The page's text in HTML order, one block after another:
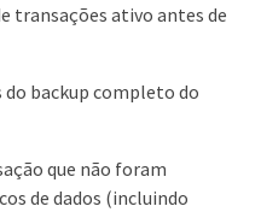
transações ativo antes de
do backup completo do
que não foram
de dados (incluindo